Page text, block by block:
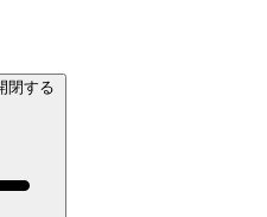
閉する